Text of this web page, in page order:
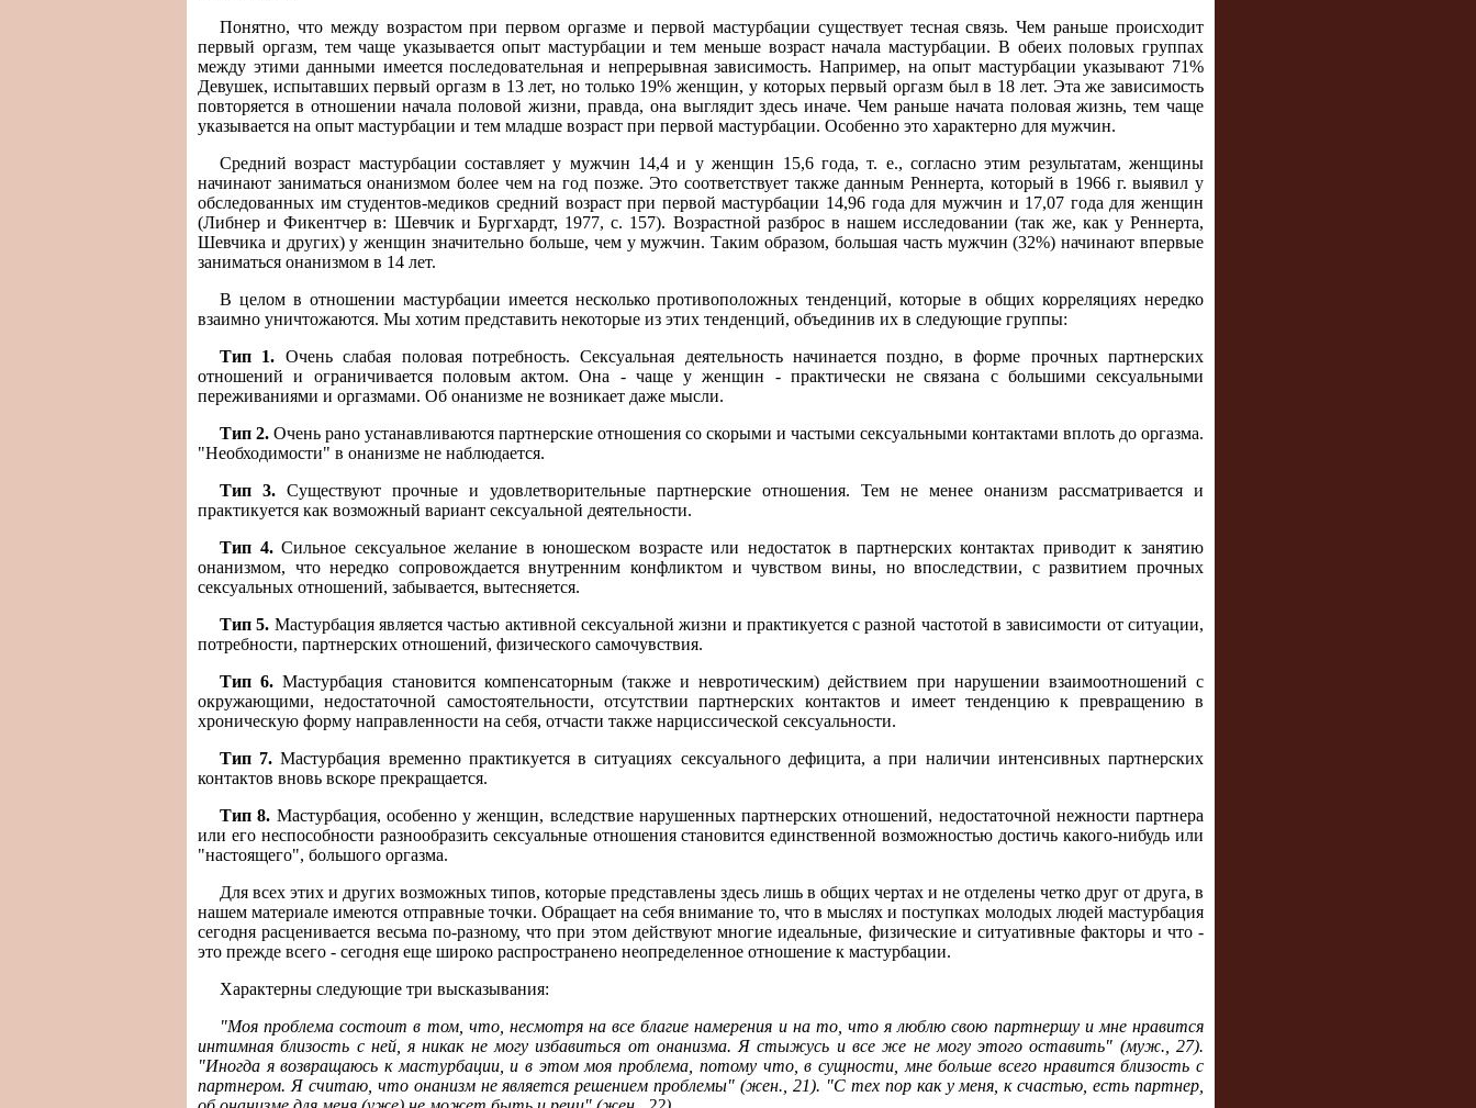
Понятно, что между возрастом при первом оргазме и первой мастурбации существует тесная связь. Чем раньше происходит
первый оргазм, тем чаще указывается опыт мастурбации и тем меньше возраст начала мастурбации. В обеих половых группах
между этими данными имеется последовательная и непрерывная зависимость. Например, на опыт мастурбации указывают 71%
Девушек, испытавших первый оргазм в 13 лет, но только 19% женщин, у которых первый оргазм был в 18 лет. Эта же зависимость
повторяется в отношении начала половой жизни, правда, она выглядит здесь иначе. Чем раньше начата половая жизнь, тем чаще
указывается на опыт мастурбации и тем младше возраст при первой мастурбации. Особенно это характерно для мужчин.
Средний возраст мастурбации составляет у мужчин 14,4 и у женщин 15,6 года, т. е., согласно этим результатам, женщины
начинают заниматься онанизмом более чем на год позже. Это соответствует также данным Реннерта, который в 1966 г. выявил у
обследованных им студентов-медиков средний возраст при первой мастурбации 14,96 года для мужчин и 17,07 года для женщин
(Либнер и Фикентчер в: Шевчик и Бургхардт, 1977, с. 157). Возрастной разброс в нашем исследовании (так же, как у Реннерта,
Шевчика и других) у женщин значительно больше, чем у мужчин. Таким образом, большая часть мужчин (32%) начинают впервые
заниматься онанизмом в 14 лет.
В целом в отношении мастурбации имеется несколько противоположных тенденций, которые в общих корреляциях нередко
взаимно уничтожаются. Мы хотим представить некоторые из этих тенденций, объединив их в следующие группы:
Тип 1. Очень слабая половая потребность. Сексуальная деятельность начинается поздно, в форме прочных партнерских
отношений и ограничивается половым актом. Она - чаще у женщин - практически не связана с большими сексуальными
переживаниями и оргазмами. Об онанизме не возникает даже мысли.
Тип 2. Очень рано устанавливаются партнерские отношения со скорыми и частыми сексуальными контактами вплоть до оргазма.
"Необходимости" в онанизме не наблюдается.
Тип 3. Существуют прочные и удовлетворительные партнерские отношения. Тем не менее онанизм рассматривается и
практикуется как возможный вариант сексуальной деятельности.
Тип 4.Сильное сексуальное желание в юношеском возрасте или недостаток в партнерских контактах приводит к занятию
онанизмом, что нередко сопровождается внутренним конфликтом и чувством вины, но впоследствии, с развитием прочных
сексуальных отношений, забывается, вытесняется.
Тип 5. Мастурбация является частью активной сексуальной жизни и практикуется с разной частотой в зависимости от ситуации,
потребности, партнерских отношений, физического самочувствия.
Тип 6. Мастурбация становится компенсаторным (также и невротическим) действием при нарушении взаимоотношений с
окружающими, недостаточной самостоятельности, отсутствии партнерских контактов и имеет тенденцию к превращению в
хроническую форму направленности на себя, отчасти также нарциссической сексуальности.
Тип 7. Мастурбация временно практикуется в ситуациях сексуального дефицита, а при наличии интенсивных партнерских
контактов вновь вскоре прекращается.
Тип 8. Мастурбация, особенно у женщин, вследствие нарушенных партнерских отношений, недостаточной нежности партнера
или его неспособности разнообразить сексуальные отношения становится единственной возможностью достичь какого-нибудь или
"настоящего", большого оргазма.
Для всех этих и других возможных типов, которые представлены здесь лишь в общих чертах и не отделены четко друг от друга, в
нашем материале имеются отправные точки. Обращает на себя внимание то, что в мыслях и поступках молодых людей мастурбация
сегодня расценивается весьма по-разному, что при этом действуют многие идеальные, физические и ситуативные факторы и что -
это прежде всего - сегодня еще широко распространено неопределенное отношение к мастурбации.
Характерны следующие три высказывания:
"Моя проблема состоит в том, что, несмотря на все благие намерения и на то, что я люблю свою партнершу и мне нравится
интимная близость с ней, я никак не могу избавиться от онанизма. Я стыжусь и все же не могу этого оставить" (муж., 27).
"Иногда я возвращаюсь к мастурбации, и в этом моя проблема, потому что, в сущности, мне больше всего нравится близость с
партнером. Я считаю, что онанизм не является решением проблемы" (жен., 21). "С тех пор как у меня, к счастью, есть партнер,